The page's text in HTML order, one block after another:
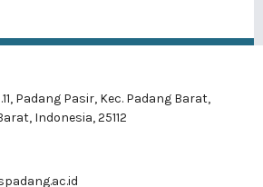
Padang Pasir, Kec. Padang Barat,
Indonesia, 25112